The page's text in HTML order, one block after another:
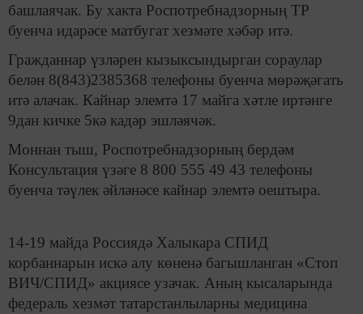
башлаячак. Бу хакта Роспотребнадзорның ТР
буенча идарәсе матбугат хезмәте хәбәр итә.
Гражданнар үзләрен кызыксындырган сораулар
белән 8(843)2385368 телефоны буенча мөрәҗәгать
итә алачак. Кайнар элемтә 17 майга хәтле иртәнге
9дан кичке 5кә кадәр эшләячәк.
Моннан тыш, Роспотребнадзорның бердәм
Консультация үзәге 8 800 555 49 43 телефоны
буенча тәүлек әйләнәсе кайнар элемтә оештыра.
14-19 майда Россиядә Халыкара СПИД
корбаннарын искә алу көненә багышланган «Стоп
ВИЧ/СПИД» акциясе узачак. Аның кысаларында
федераль хезмәт татарстанлыларны медицина